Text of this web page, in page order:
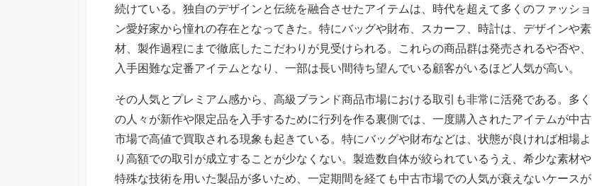
続けている。独自のデザインと伝統を融合させたアイテムは、時代を超えて多くのファッショ
ン愛好家から憧れの存在となってきた。特にバッグや財布、スカーフ、時計は、デザインや素
材、製作過程にまで徹底したこだわりが見受けられる。これらの商品群は発売されるや否や、
入手困難な定番アイテムとなり、一部は長い間待ち望んでいる顧客がいるほど人気が高い。
その人気とプレミアム感から、高級ブランド商品市場における取引も非常に活発である。多く
の人々が新作や限定品を入手するために行列を作る裏側では、一度購入されたアイテムが中古
市場で高値で買取される現象も起きている。特にバッグや財布などは、状態が良ければ相場よ
り高額での取引が成立することが少なくない。製造数自体が絞られているうえ、希少な素材や
特殊な技術を用いた製品が多いため、一定期間を経ても中古市場での人気が衰えないケースが